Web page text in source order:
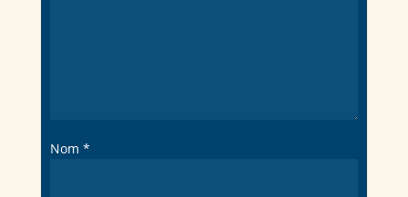
Nom *